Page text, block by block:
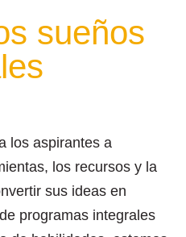
sueños
los aspirantes a
los recursos y la
sus ideas en
programas integrales